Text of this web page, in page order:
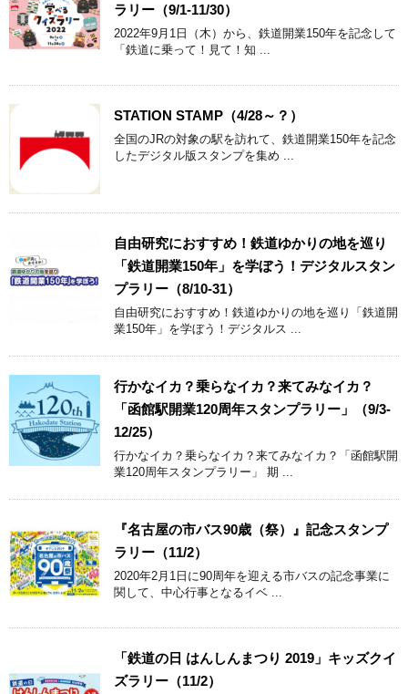
ラリー（9/1-11/30）
2022年9月1日（木）から、鉄道開業150年を記念して
「鉄道に乗って！見て！知 ...
STATION STAMP（4/28～？）
全国のJRの対象の駅を訪れて、鉄道開業150年を記念
したデジタル版スタンプを集め ...
自由研究におすすめ！鉄道ゆかりの地を巡り
「鉄道開業150年」を学ぼう！デジタルスタン
プラリー（8/10-31）
自由研究におすすめ！鉄道ゆかりの地を巡り「鉄道開
業150年」を学ぼう！デジタルス ...
行かなイカ？乗らなイカ？来てみなイカ？
「函館駅開業120周年スタンプラリー」（9/3-
12/25）
行かなイカ？乗らなイカ？来てみなイカ？「函館駅開
業120周年スタンプラリー」 期 ...
『名古屋の市バス90歳（祭）』記念スタンプ
ラリー（11/2）
2020年2月1日に90周年を迎える市バスの記念事業に
関して、中心行事となるイベ ...
「鉄道の日 はんしんまつり 2019」キッズクイ
ズラリー（11/2）